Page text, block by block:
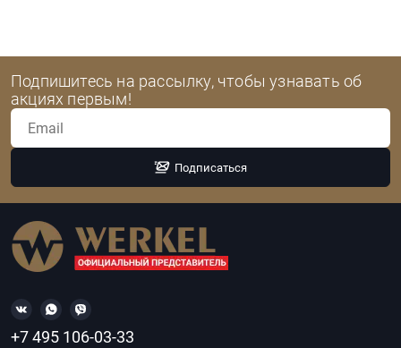
Подпишитесь на рассылку, чтобы узнавать об
акциях первым!
Подписаться
+7 495 106-03-33